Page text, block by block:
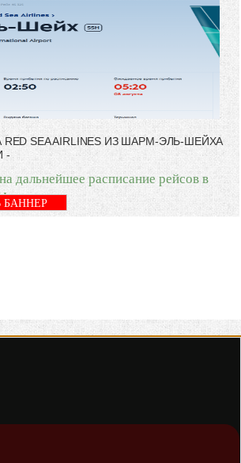
SEA AIRLINES ИЗ ШАРМ-ЭЛЬ-ШЕЙХА
-
дальнейшее расписание рейсов в
БАННЕР